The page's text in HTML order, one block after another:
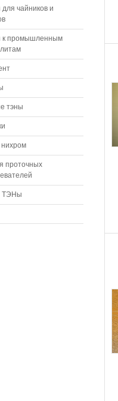
для чайников и
к промышленным
тэны
проточных
ТЭНы